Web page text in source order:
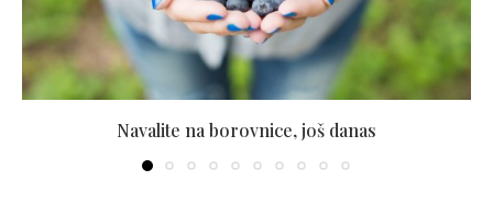
Navalite na borovnice, još danas